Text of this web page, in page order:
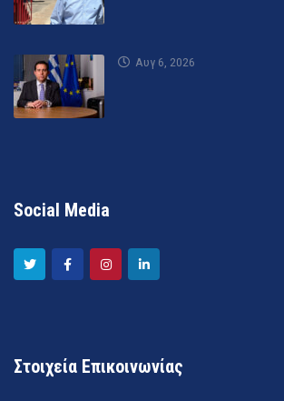
Αυγ 6, 2026
Social Media
Στοιχεία Επικοινωνίας